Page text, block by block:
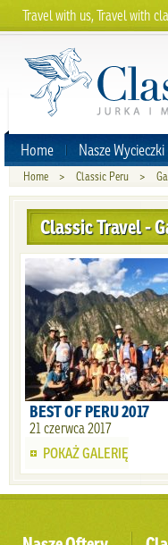
Travel with us, Travel with
Home Nasze Wycieczki
Home > Classic Peru >
Classic Travel -
BEST OF PERU 2017
21 czerwca 2017
POKAŻ GALERIĘ